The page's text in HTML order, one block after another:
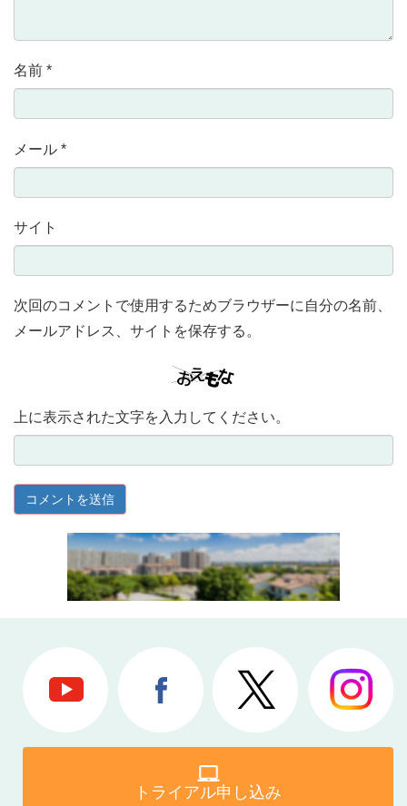
名前 *
メール *
サイト
次回のコメントで使用するためブラウザーに自分の名前、
メールアドレス、サイトを保存する。
上に表示された文字を入力してください。
トライアル申し込み